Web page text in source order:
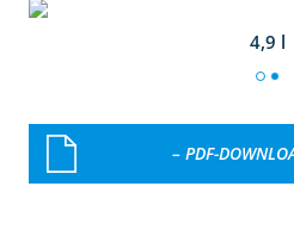
4,9 l
– PDF-